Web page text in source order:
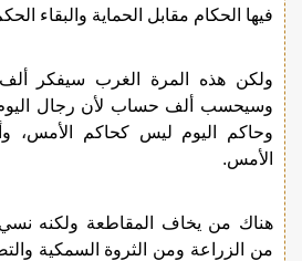
فيها الحكام مقابل الحماية والبقاء
ولكن هذه المرة الغرب سيفكر
وسيحسب ألف حساب لأن رجال
وحاكم اليوم ليس كحاكم الأمس،
الأمس.
هناك من يخاف المقاطعة ولكنه نسي
من الزراعة ومن الثروة السمكية